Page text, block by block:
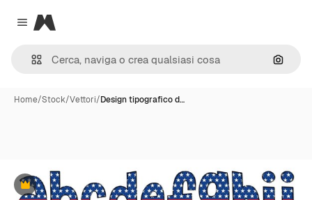
Close menu
Magnific
Cerca
Home/Stock/Vettori/Design tipografico d…
Premium